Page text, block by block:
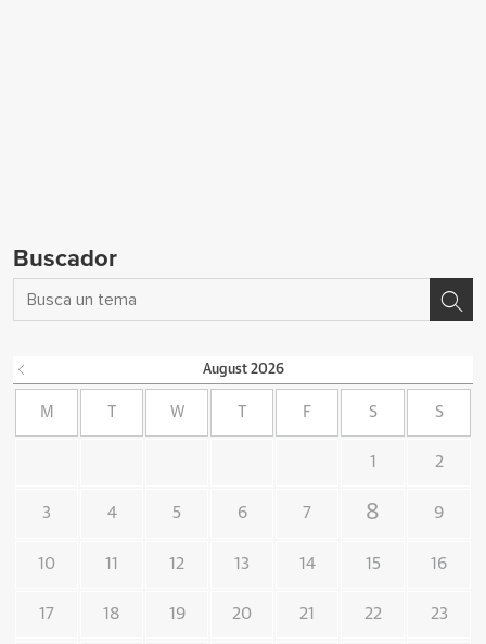
Buscador
August 2026
M W F S S
1 2
3 4 5 6 7 8 9
10 11 12 13 14 15 16
17 18 19 20 21 22 23